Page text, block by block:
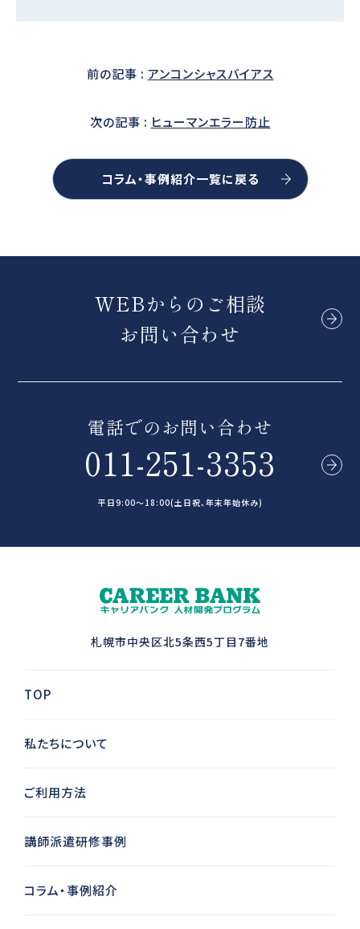
前の記事 : アンコンシャスバイアス
次の記事 : ヒューマンエラー防止
コラム・事例紹介一覧に戻る
WEBからのご相談
お問い合わせ
電話でのお問い合わせ
011-251-3353
平日9:00～18:00(土日祝、年末年始休み)
札幌市中央区北5条西5丁目7番地
TOP
私たちについて
ご利用方法
講師派遣研修事例
コラム・事例紹介